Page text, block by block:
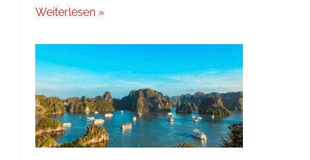
Weiterlesen »